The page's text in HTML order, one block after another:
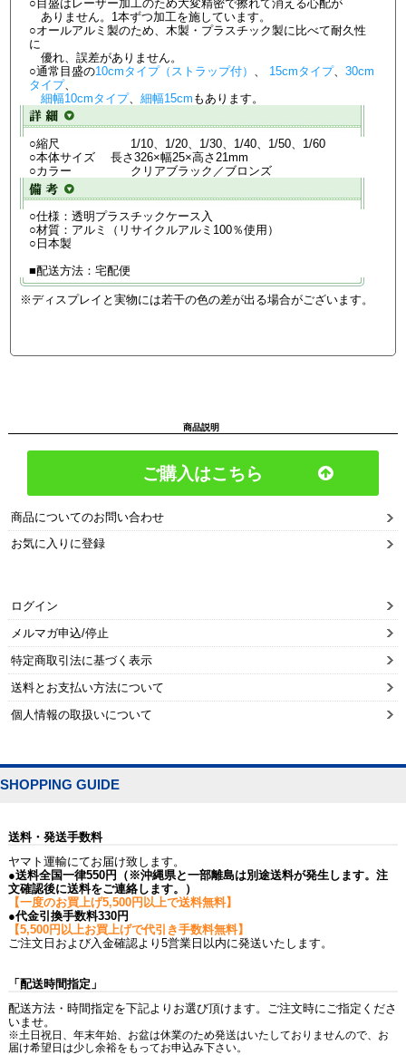
○目盛はレーザー加工のため大変精密で擦れて消える心配が
ありません。1本ずつ加工を施しています。
○オールアルミ製のため、木製・プラスチック製に比べて耐久性
に
優れ、誤差がありません。
○通常目盛の10cmタイプ（ストラップ付） 、 15cmタイプ、30cm
タイプ、
細幅10cmタイプ、細幅15cm もあります。
○縮尺 1/10、1/20、1/30、1/40、1/50、1/60
○本体サイズ 長さ326×幅25×高さ21mm
○カラー クリアブラック／ブロンズ
○仕様：透明プラスチックケース入
○材質：アルミ（リサイクルアルミ100％使用）
○日本製
■配送方法：宅配便
※ディスプレイと実物には若干の色の差が出る場合がございます。
商品説明
ご購入はこちら
商品についてのお問い合わせ
お気に入りに登録
ログイン
メルマガ申込/停止
特定商取引法に基づく表示
送料とお支払い方法について
個人情報の取扱いについて
SHOPPING GUIDE
送料・発送手数料
ヤマト運輸にてお届け致します。
●送料全国一律550円（※沖縄県と一部離島は別途送料が発生します。注
文確認後に送料をご連絡します。）
【一度のお買上げ5,500円以上で送料無料】
●代金引換手数料330円
【5,500円以上お買上げで代引き手数料無料】
ご注文日および入金確認より5営業日以内に発送いたします。
「配送時間指定」
配送方法・時間指定を下記よりお選び頂けます。ご注文時にご指定くださ
いませ。
※土日祝日、年末年始、お盆は休業のため発送はいたしておりませんので、お
届け希望日は少し余裕をもってお申込み下さい。